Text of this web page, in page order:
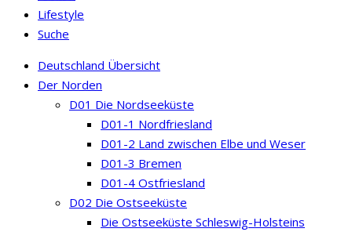
Lifestyle
Suche
Deutschland Übersicht
Der Norden
D01 Die Nordseeküste
D01-1 Nordfriesland
D01-2 Land zwischen Elbe und Weser
D01-3 Bremen
D01-4 Ostfriesland
D02 Die Ostseeküste
Die Ostseeküste Schleswig-Holsteins